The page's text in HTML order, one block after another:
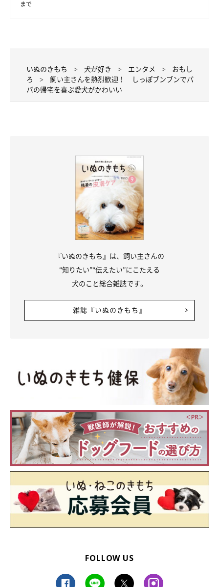
まで
いぬのきもち 犬が好き エンタメ
おもし
ろ
飼い主さんを熱烈歓迎！ しっぽブンブンでパ
パの帰宅を喜ぶ愛犬がかわいい
『いぬのきもち』は、飼い主さんの
“知りたい”“伝えたい”にこたえる
犬のこと総合雑誌です。
雑誌『いぬのきもち』
FOLLOW US